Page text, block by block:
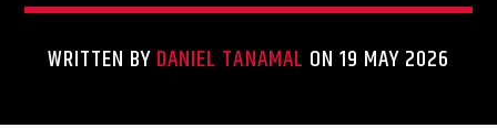
WRITTEN BYDANIEL TANAMAL ON 19 MAY 2026